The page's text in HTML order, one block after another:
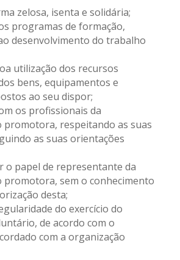
zelosa, isenta e solidária;
programas de formação,
desenvolvimento do trabalho
utilização dos recursos
bens, equipamentos e
ao seu dispor;
os profissionais da
promotora, respeitando as suas
as suas orientações
o papel de representante da
promotora, sem o conhecimento
desta;
do exercício do
de acordo com o
com a organização